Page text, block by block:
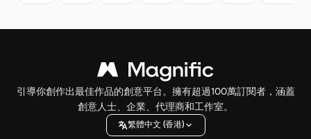
引導你創作出最佳作品的創意平台。擁有超過100萬訂閱者，涵蓋
創意人士、企業、代理商和工作室。
繁體中文 (香港)